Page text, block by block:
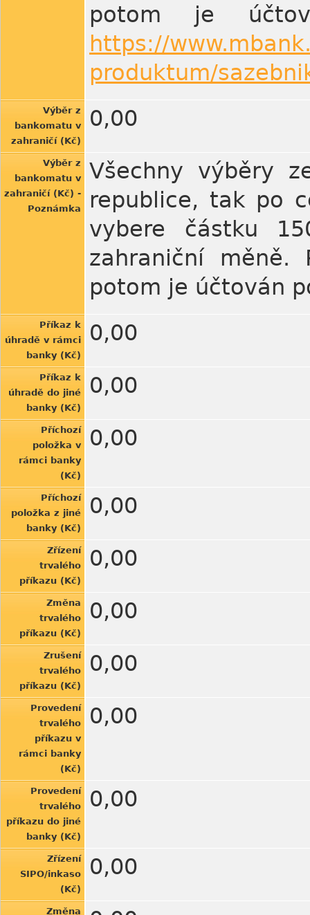
potom je
https://
produktum/
Výběr z
bankomatu v
zahraničí (Kč)
0,00
Výběr z
bankomatu v
zahraničí (Kč) -
Poznámka
Všechny výběry
republice, tak po
vybere částku
zahraniční měně.
potom je účtován
Příkaz k
úhradě v rámci
banky (Kč)
0,00
Příkaz k
úhradě do jiné
banky (Kč)
0,00
Příchozí
položka v
rámci banky
(Kč)
0,00
Příchozí
položka z jiné
banky (Kč)
0,00
Zřízení
trvalého
příkazu (Kč)
0,00
Změna
trvalého
příkazu (Kč)
0,00
Zrušení
trvalého
příkazu (Kč)
0,00
Provedení
trvalého
příkazu v
rámci banky
(Kč)
0,00
Provedení
trvalého
příkazu do jiné
banky (Kč)
0,00
Zřízení
SIPO/inkaso
(Kč)
0,00
Změna